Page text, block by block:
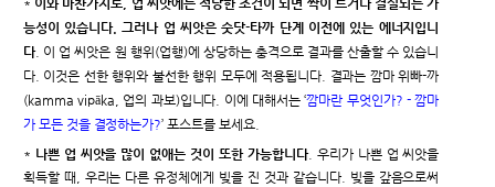
* 이와 마찬가지로, 업 씨앗에는 적당한 조건이 되면 싹이 트거나 결실되는 가
능성이 있습니다. 그러나 업 씨앗은 숫닷-타까 단계 이전에 있는 에너지입니
다. 이 업 씨앗은 원 행위(업행)에 상당하는 충격으로 결과를 산출할 수 있습니
다. 이것은 선한 행위와 불선한 행위 모두에 적용됩니다. 결과는 깜마 위빠-까
(kamma vipāka, 업의 과보)입니다. 이에 대해서는 ‘깜마란 무엇인가? - 깜마
가 모든 것을 결정하는가?’ 포스트를 보세요.
* 나쁜 업 씨앗을 많이 없애는 것이 또한 가능합니다. 우리가 나쁜 업 씨앗을
획득할 때, 우리는 다른 유정체에게 빚을 진 것과 같습니다. 빚을 갚음으로써